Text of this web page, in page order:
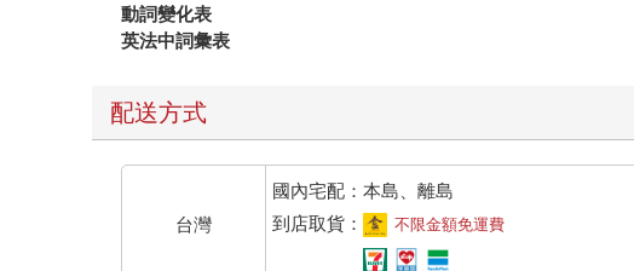
動詞變化表
英法中詞彙表
配送方式
台灣
國內宅配：本島、離島
到店取貨：
不限金額免運費